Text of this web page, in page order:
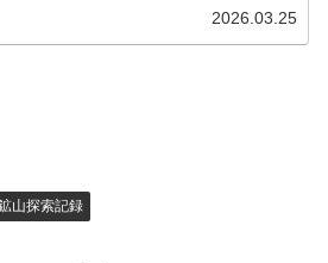
2026.03.25
山探索記録